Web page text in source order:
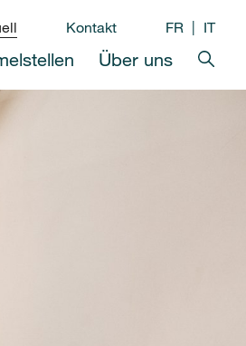
Über uns
Kontakt FR IT